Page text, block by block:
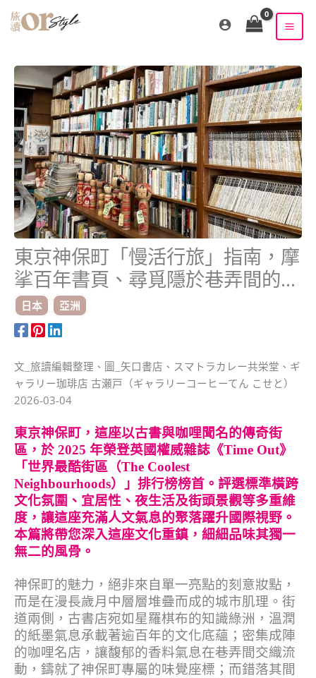
東京神保町「慢活行旅」指南，摩
挲百年書頁、尋覓隱於巷弄間的咖
啡與香料氣息
日本 亞洲
文_旅讀編輯整理、圖_矢口書店、スマトラカレー共栄堂、ギ
ャラリー珈琲店 古瀬戸（ギャラリーコーヒーてん こせと）
2026-03-04
東京神保町，這座以古書與咖哩聞名的傳奇街
區，於 2025 年榮登英國權威雜誌《Time Out》
「世界最酷街區（The Coolest
Neighbourhoods）」排行榜榜首。評選標準橫跨
文化氛圍、宜居性、夜生活及街頭景觀等多重維
度，讓這座充滿人文氣息的聚落躍升國際視野。
本篇將帶您深入這座文化重鎮，細細品味其獨一
無二的風骨。
神保町的魅力，絕非來自單一亮點的刻意妝點，
而是在漫長歲月中層層堆疊而成的城市肌理。街
道兩側，古書店宛如星羅棋布的知識綠洲，溫潤
的紙墨氣息承載著逾百年的文化底蘊；密集成陣
的咖哩名店，讓馥郁的香料氣息在巷弄間交織流
動，鑄就了神保町專屬的味覺座標；而錯落其間